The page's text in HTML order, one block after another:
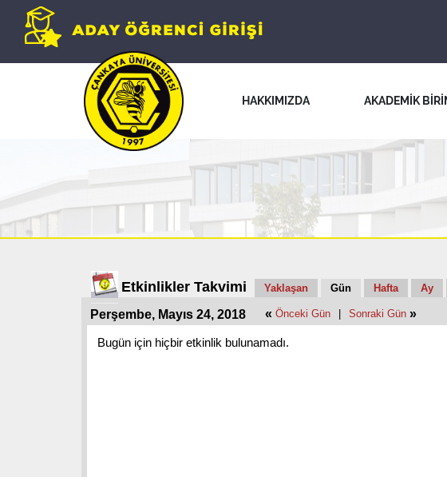
HAKKIMIZDA AKADEMİK
Etkinlikler Takvimi Yaklaşan Gün Hafta Ay
Perşembe, Mayıs 24, 2018 « Önceki Gün Sonraki Gün »
Bugün için hiçbir etkinlik bulunamadı.